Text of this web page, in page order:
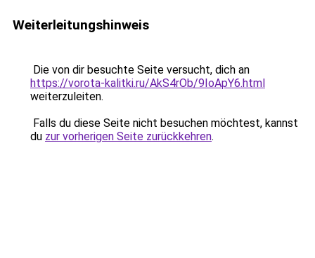
Weiterleitungshinweis
Die von dir besuchte Seite versucht, dich an
https://vorota-kalitki.ru/AkS4rOb/9IoApY6.html
weiterzuleiten.
Falls du diese Seite nicht besuchen möchtest, kannst
du zur vorherigen Seite zurückkehren.